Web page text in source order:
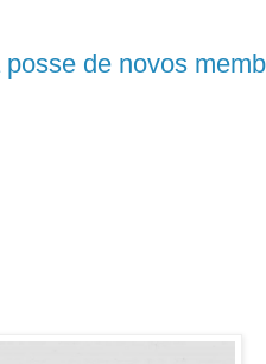
de novos